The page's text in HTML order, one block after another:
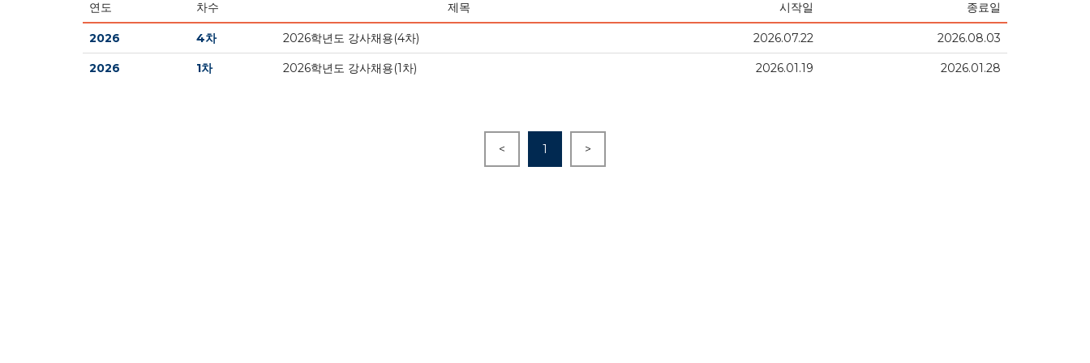
연도 차수 제목 시작일 종료일
2026 4차 2026학년도 강사채용(4차) 2026.07.22 2026.08.03
2026 1차 2026학년도 강사채용(1차) 2026.01.19 2026.01.28
< 1 >